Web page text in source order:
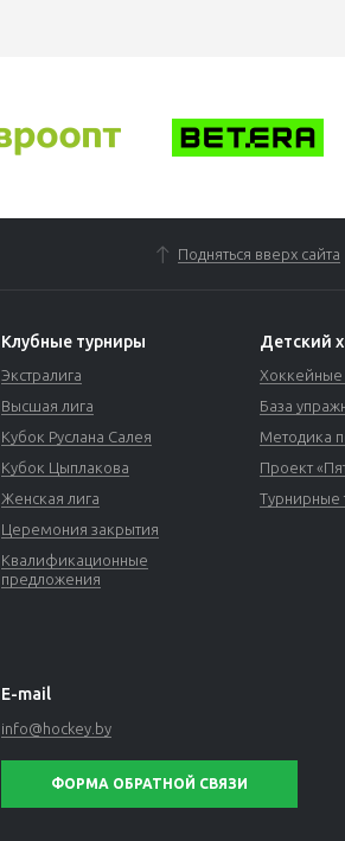
Подняться вверх сайта
Клубные турниры
Экстралига
Высшая лига
Кубок Руслана Салея
Кубок Цыплакова
Женская лига
Церемония закрытия
Квалификационные
предложения
Детский
База
Методика
Проект
Турнирные
E-mail
info@hockey.by
ФОРМА ОБРАТНОЙ СВЯЗИ